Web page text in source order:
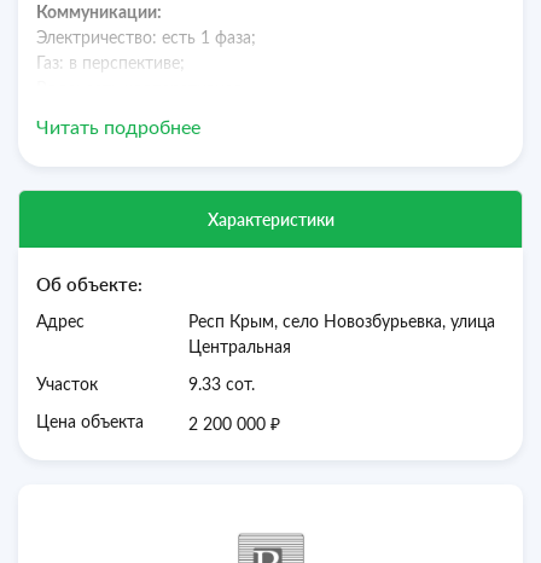
Коммуникации:
Электричество: есть 1 фаза;
Газ: в перспективе;
Транспортная развязка. Остановка общественного
транспорта в пешей доступности.
Возможна ипотека.
отвечу на все Ваши вопросы и организую показ!
Читать подробнее
Характеристики
Об объекте:
Адрес
Респ Крым, село Новозбурьевка, улица
Центральная
Участок 9.33 сот.
Цена объекта 2 200 000 ₽